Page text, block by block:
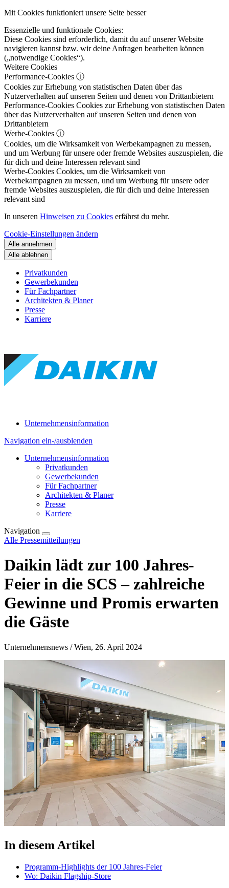
Mit Cookies funktioniert unsere Seite besser
Essenzielle und funktionale Cookies:
Diese Cookies sind erforderlich, damit du auf unserer Website
navigieren kannst bzw. wir deine Anfragen bearbeiten können
(„notwendige Cookies“).
Weitere Cookies
Performance-Cookies ⓘ
Cookies zur Erhebung von statistischen Daten über das
Nutzerverhalten auf unseren Seiten und denen von Drittanbietern
Performance-Cookies Cookies zur Erhebung von statistischen Daten
über das Nutzerverhalten auf unseren Seiten und denen von
Drittanbietern
Werbe-Cookies ⓘ
Cookies, um die Wirksamkeit von Werbekampagnen zu messen,
und um Werbung für unsere oder fremde Websites auszuspielen, die
für dich und deine Interessen relevant sind
Werbe-Cookies Cookies, um die Wirksamkeit von
Werbekampagnen zu messen, und um Werbung für unsere oder
fremde Websites auszuspielen, die für dich und deine Interessen
relevant sind
In unseren Hinweisen zu Cookies erfährst du mehr.
Cookie-Einstellungen ändern
Alle annehmen
Alle ablehnen
Privatkunden
Gewerbekunden
Für Fachpartner
Architekten & Planer
Presse
Karriere
Unternehmensinformation
Navigation ein-/ausblenden
Unternehmensinformation
Privatkunden
Gewerbekunden
Für Fachpartner
Architekten & Planer
Presse
Karriere
Navigation
Alle Pressemitteilungen
Daikin lädt zur 100 Jahres-
Feier in die SCS – zahlreiche
Gewinne und Promis erwarten
die Gäste
Unternehmensnews / Wien, 26. April 2024
In diesem Artikel
Programm-Highlights der 100 Jahres-Feier
Wo: Daikin Flagship-Store